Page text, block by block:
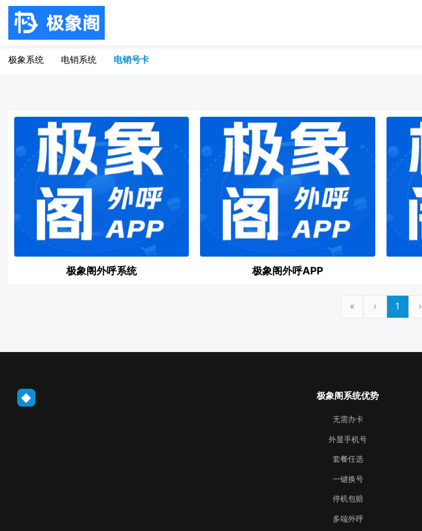
极象系统 电销系统 电销号卡
极象阁外呼系统 极象阁外呼APP
« ‹ 1 ›
◆ 极象阁系统优势
无需办卡
外显手机号
套餐任选
一键换号
停机包赔
多端外呼